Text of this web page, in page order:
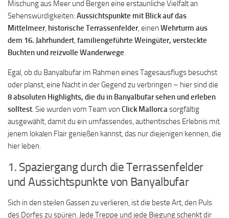
Mischung aus Meer und Bergen eine erstaunliche Vielfalt an
Sehenswürdigkeiten: Aussichtspunkte mit Blick auf das
Mittelmeer, historische Terrassenfelder, einen Wehrturm aus
dem 16. Jahrhundert familiengeführte Weingüter, versteckte
Buchten und reizvolle Wanderwege
Egal, ob du Banyalbufar im Rahmen eines Tagesausflugs besuchst
oder planst, eine Nacht in der Gegend zu verbringen – hier sind die
8 absoluten Highlights, die du in Banyalbufar sehen und erleben
solltest . Sie wurden vom Team von Click Mallorca sorgfältig
ausgewählt, damit du ein umfassendes, authentisches Erlebnis mit
jenem lokalen Flair genießen kannst, das nur diejenigen kennen, die
hier leben.
1. Spaziergang durch die Terrassenfelder
und Aussichtspunkte von Banyalbufar
Sich in den steilen Gassen zu verlieren, ist die beste Art, den Puls
des Dorfes zu spüren. Jede Treppe und jede Biegung schenkt dir